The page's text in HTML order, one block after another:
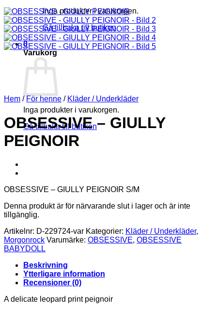
Inga produkter i varukorgen.
Gå tillbaka till butiken
0
Varukorg
Inga produkter i varukorgen.
Gå tillbaka till butiken
Hem / För henne / Kläder / Underkläder
OBSESSIVE – GIULLY
PEIGNOIR
OBSESSIVE – GIULLY PEIGNOIR S/M
Denna produkt är för närvarande slut i lager och är inte
tillgänglig.
Artikelnr: D-229724-var Kategorier: Kläder / Underkläder,
Morgonrock Varumärke: OBSESSIVE, OBSESSIVE
BABYDOLL
Beskrivning
Ytterligare information
Recensioner (0)
A delicate leopard print peignoir